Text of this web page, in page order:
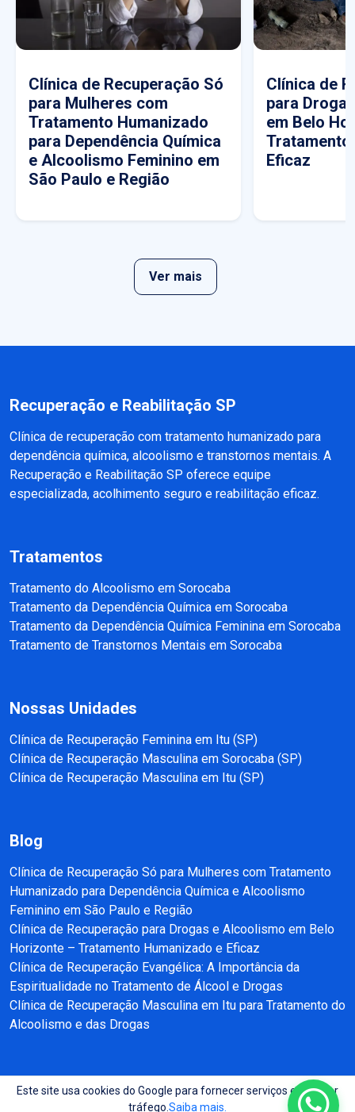
Clínica de Recuperação Só
para Mulheres com
Tratamento Humanizado
para Dependência Química
e Alcoolismo Feminino em
São Paulo e Região
Clínica de
para
em Belo
Tratamento
Eficaz
Ver mais
Recuperação e Reabilitação SP
Clínica de recuperação com tratamento humanizado para
dependência química, alcoolismo e transtornos mentais. A
Recuperação e Reabilitação SP oferece equipe
especializada, acolhimento seguro e reabilitação eficaz.
Tratamentos
Tratamento do Alcoolismo em Sorocaba
Tratamento da Dependência Química em Sorocaba
Tratamento da Dependência Química Feminina em Sorocaba
Tratamento de Transtornos Mentais em Sorocaba
Nossas Unidades
Clínica de Recuperação Feminina em Itu (SP)
Clínica de Recuperação Masculina em Sorocaba (SP)
Clínica de Recuperação Masculina em Itu (SP)
Blog
Clínica de Recuperação Só para Mulheres com Tratamento
Humanizado para Dependência Química e Alcoolismo
Feminino em São Paulo e Região
Clínica de Recuperação para Drogas e Alcoolismo em Belo
Horizonte – Tratamento Humanizado e Eficaz
Clínica de Recuperação Evangélica: A Importância da
Espiritualidade no Tratamento de Álcool e Drogas
Clínica de Recuperação Masculina em Itu para Tratamento do
Alcoolismo e das Drogas
Copyright © 2025 - 2026 Recuperação e Reabilitação SP Todos direitos
Este site usa cookies do Google para fornecer serviços e analisar
tráfego. Saiba mais.